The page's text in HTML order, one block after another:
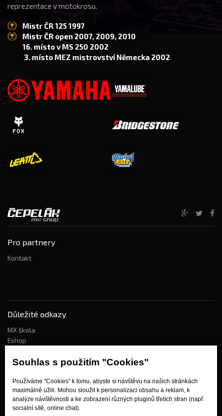
Souhlas s použitím "Cookies"
Používáme "Cookies" k tomu, abyste si návštěvu na našich stránkách
maximálně užili. Mohou sloužit k personalizaci obsahu a reklam, k
analýze návštěvnosti a ke zobrazení různých pluginů třetích stran (např.
socialní sítě, online chat).
reprezentace v motokrosu.
Mistr ČR 125 1997
Mistr ČR open 2007, 2009, 2010
16. místo v MS 250 2002
3. místo MEZ mistrovství Německa 2002
Pro partnery
Kontakt
Důležité odkazy
MX škola
Eshop
Jak nakupovat?
Obchodní podmínky
Doprava